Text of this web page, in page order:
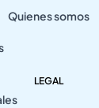
Quienes somos
LEGAL